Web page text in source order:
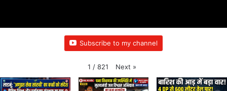
Subscribe to my channel
1 / 821 Next »